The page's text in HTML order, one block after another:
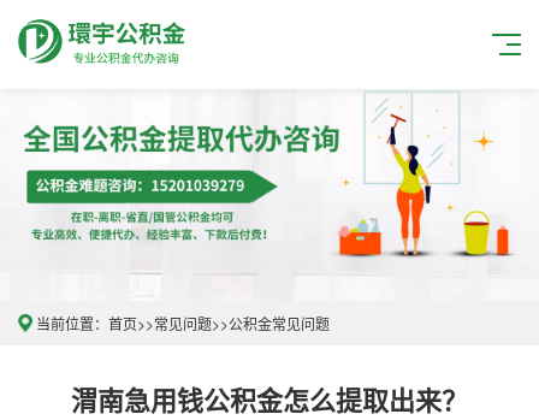
当前位置： 首页>>常见问题>>公积金常见问题
渭南急用钱公积金怎么提取出来？